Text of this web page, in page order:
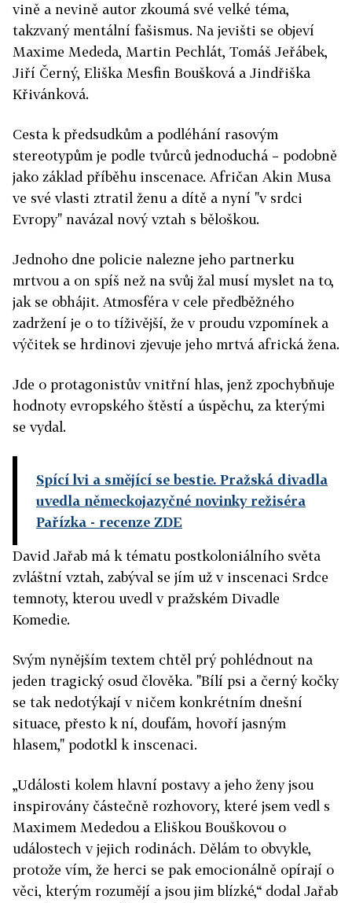
vině a nevině autor zkoumá své velké téma,
takzvaný mentální fašismus. Na jevišti se objeví
Maxime Mededa, Martin Pechlát, Tomáš Jeřábek,
Jiří Černý, Eliška Mesfin Boušková a Jindřiška
Křivánková.
Cesta k předsudkům a podléhání rasovým
stereotypům je podle tvůrců jednoduchá – podobně
jako základ příběhu inscenace. Afričan Akin Musa
ve své vlasti ztratil ženu a dítě a nyní "v srdci
Evropy" navázal nový vztah s běloškou.
Jednoho dne policie nalezne jeho partnerku
mrtvou a on spíš než na svůj žal musí myslet na to,
jak se obhájit. Atmosféra v cele předběžného
zadržení je o to tíživější, že v proudu vzpomínek a
výčitek se hrdinovi zjevuje jeho mrtvá africká žena.
Jde o protagonistův vnitřní hlas, jenž zpochybňuje
hodnoty evropského štěstí a úspěchu, za kterými
se vydal.
Spící lvi a smějící se bestie. Pražská divadla
uvedla německojazyčné novinky režiséra
Pařízka - recenze ZDE
David Jařab má k tématu postkoloniálního světa
zvláštní vztah, zabýval se jím už v inscenaci Srdce
temnoty, kterou uvedl v pražském Divadle
Komedie.
Svým nynějším textem chtěl prý pohlédnout na
jeden tragický osud člověka. "Bílí psi a černý kočky
se tak nedotýkají v ničem konkrétním dnešní
situace, přesto k ní, doufám, hovoří jasným
hlasem," podotkl k inscenaci.
„Události kolem hlavní postavy a jeho ženy jsou
inspirovány částečně rozhovory, které jsem vedl s
Maximem Mededou a Eliškou Bouškovou o
událostech v jejich rodinách. Dělám to obvykle,
protože vím, že herci se pak emocionálně opírají o
věci, kterým rozumějí a jsou jim blízké,“ dodal Jařab